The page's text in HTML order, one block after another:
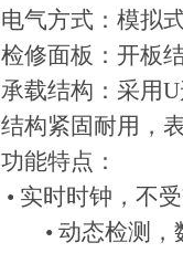
电气方式：模拟
检修面板：开板
承载结构：采用
结构紧固耐用，
功能特点：
• 实时时钟，不
• 动态检测，